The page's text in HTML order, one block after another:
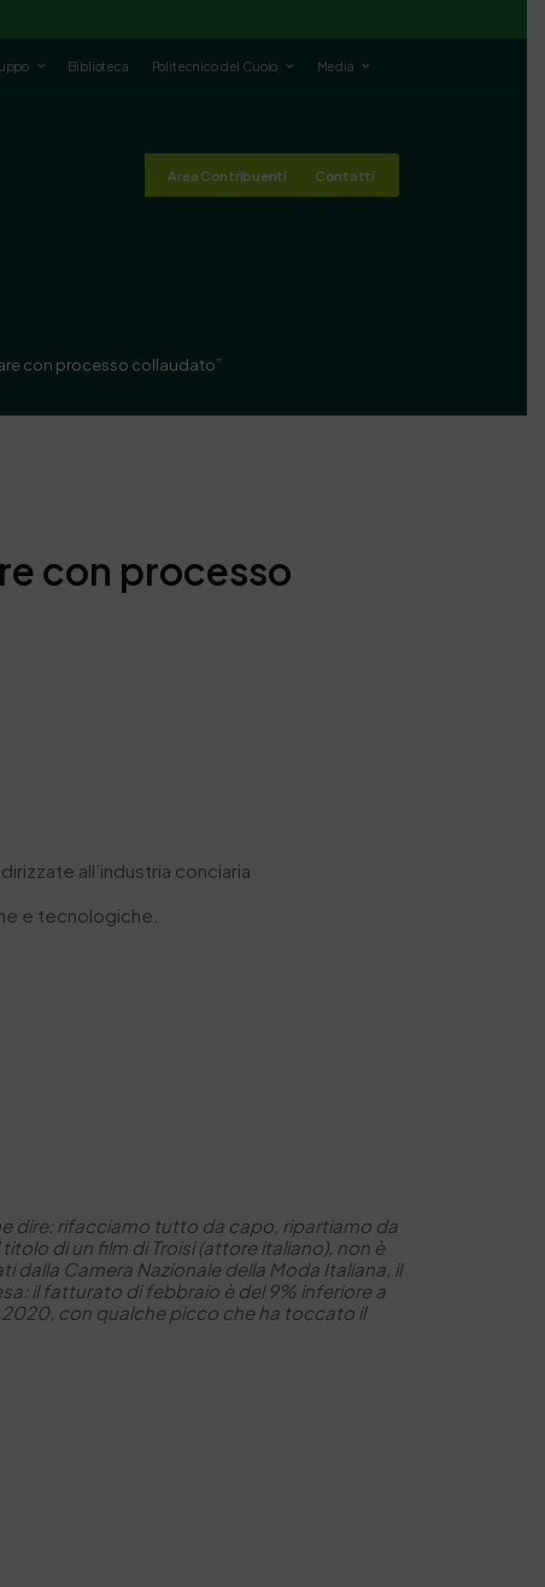
Biblioteca Politecnico del Cuoio Media
Area Contribuenti Contatti
con processo collaudato”
con processo
all’industria conciaria
e tecnologiche.
dire: rifacciamo tutto da capo, ripartiamo da
di un film di Troisi (attore italiano), non è
dalla Camera Nazionale della Moda Italiana, il
il fatturato di febbraio è del 9% inferiore a
con qualche picco che ha toccato il